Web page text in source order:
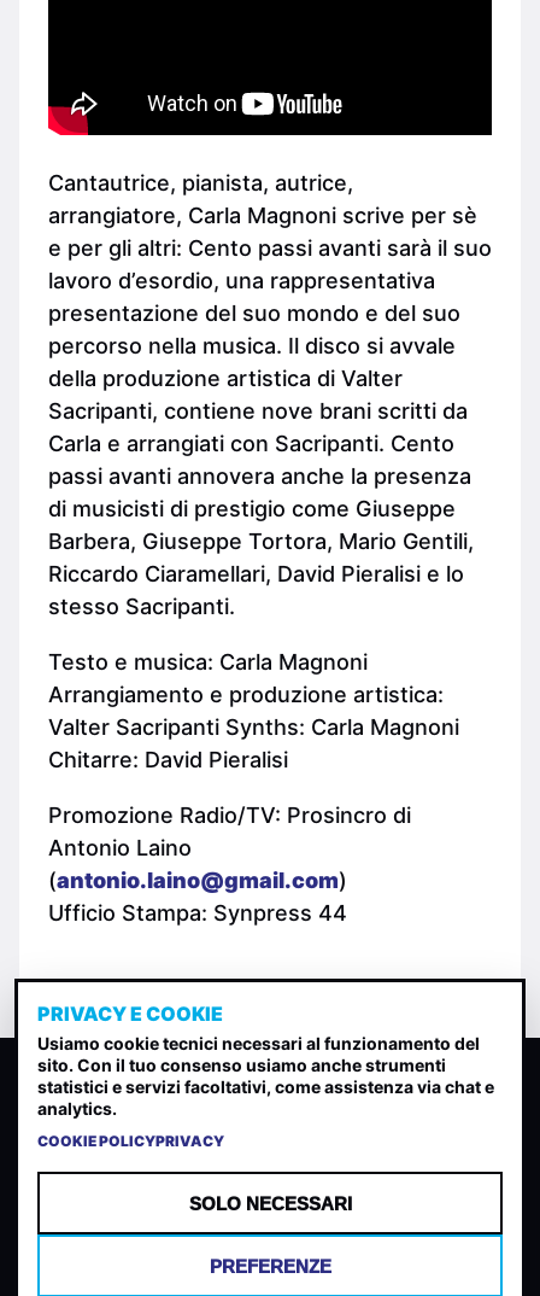
Cantautrice, pianista, autrice,
arrangiatore, Carla Magnoni scrive per sè
e per gli altri: Cento passi avanti sarà il suo
lavoro d’esordio, una rappresentativa
presentazione del suo mondo e del suo
percorso nella musica. Il disco si avvale
della produzione artistica di Valter
Sacripanti, contiene nove brani scritti da
Carla e arrangiati con Sacripanti. Cento
passi avanti annovera anche la presenza
di musicisti di prestigio come Giuseppe
Barbera, Giuseppe Tortora, Mario Gentili,
Riccardo Ciaramellari, David Pieralisi e lo
stesso Sacripanti.
Testo e musica: Carla Magnoni
Arrangiamento e produzione artistica:
Valter Sacripanti Synths: Carla Magnoni
Chitarre: David Pieralisi
Promozione Radio/TV: Prosincro di
Antonio Laino
(antonio.laino@gmail.com)
Ufficio Stampa: Synpress 44
CLASSIFICA INDIE
Classifica per indice di gradimento generata dall analisi di
PRIVACY E COOKIE
Usiamo cookie tecnici necessari al funzionamento del
sito. Con il tuo consenso usiamo anche strumenti
statistici e servizi facoltativi, come assistenza via chat e
analytics.
COOKIE POLICYPRIVACY
SOLO NECESSARI
PREFERENZE